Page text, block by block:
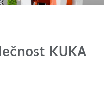
KUKA